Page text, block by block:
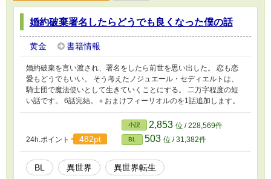
婚約破棄署名したらどうでも良くなった僕の話
黄金 書籍情報
婚約破棄を言い渡され、署名をしたら前世を思い出した。 恋も恋
愛もどうでもいい。 そう考えたノジュエール・セディエルトは、
騎士団で魔法使いとして生きていくことにする。 二万字程度の短
い話です。 6話完結。＋おまけフィーリオルのを1話追加します。
24h.ポイント 482pt
小説 2,853 位 / 228,569件
BL 503 位 / 31,382件
BL 異世界 異世界転生